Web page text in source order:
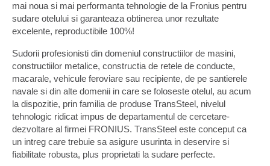
mai noua si mai performanta tehnologie de la Fronius pentru
sudare otelului si garanteaza obtinerea unor rezultate
excelente, reproductibile 100%!
Sudorii profesionisti din domeniul constructiilor de masini,
constructiilor metalice, constructia de retele de conducte,
macarale, vehicule feroviare sau recipiente, de pe santierele
navale si din alte domenii in care se foloseste otelul, au acum
la dispozitie, prin familia de produse TransSteel, nivelul
tehnologic ridicat impus de departamentul de cercetare-
dezvoltare al firmei FRONIUS. TransSteel este conceput ca
un intreg care trebuie sa asigure usurinta in deservire si
fiabilitate robusta, plus proprietati la sudare perfecte.